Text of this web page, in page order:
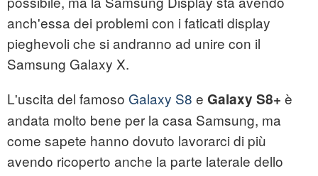
anch'essa dei problemi con i faticati display
pieghevoli che si andranno ad unire con il
Samsung Galaxy X.
L'uscita del famoso Galaxy S8 e Galaxy S8+ è
andata molto bene per la casa Samsung, ma
come sapete hanno dovuto lavorarci di più
avendo ricoperto anche la parte laterale dello